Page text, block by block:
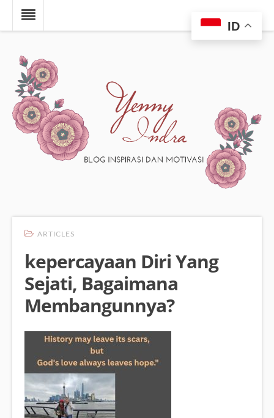
ARTICLES
kepercayaan Diri Yang
Sejati, Bagaimana
Membangunnya?
ID